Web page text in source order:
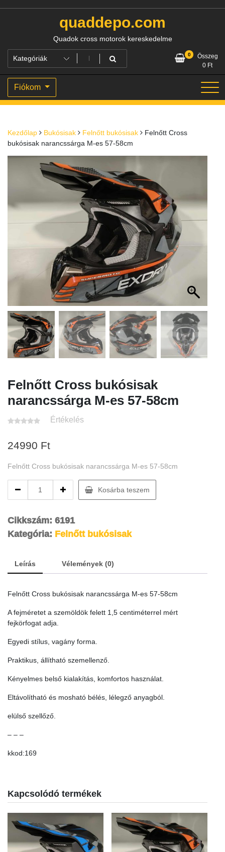
quaddepo.com
Quadok cross motorok kereskedelme
0
Összeg
0 Ft
Fiókom
Kezdőlap Bukósisak Felnőtt bukósisak
Felnőtt Cross
bukósisak narancssárga M-es 57-58cm
Felnőtt Cross bukósisak
narancssárga M-es 57-58cm
Értékelés
24990 Ft
Felnőtt Cross bukósisak narancssárga M-es 57-58cm
Cross
narancssárga
es
quantity
Kosárba teszem
Cikkszám: 6191
Kategória: Felnőtt bukósisak
Leírás Vélemények (0)
Felnőtt Cross bukósisak narancssárga M-es 57-58cm
A fejméretet a szemöldök felett 1,5 centiméterrel mért
fejkörfogat adja.
Egyedi stílus, vagány forma.
Praktikus, állítható szemellenző.
Kényelmes belső kialakítás, komfortos használat.
Eltávolítható és mosható bélés, lélegző anyagból.
elülső szellőző.
– – –
kkod:169
Kapcsolódó termékek